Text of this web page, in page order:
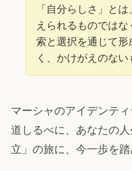
「自分らしさ」と
えられるものでは
索と選択を通じて形
く、かけがえのない
マーシャのアイデンテ
道しるべに、あなたの
立」の旅に、今一歩を